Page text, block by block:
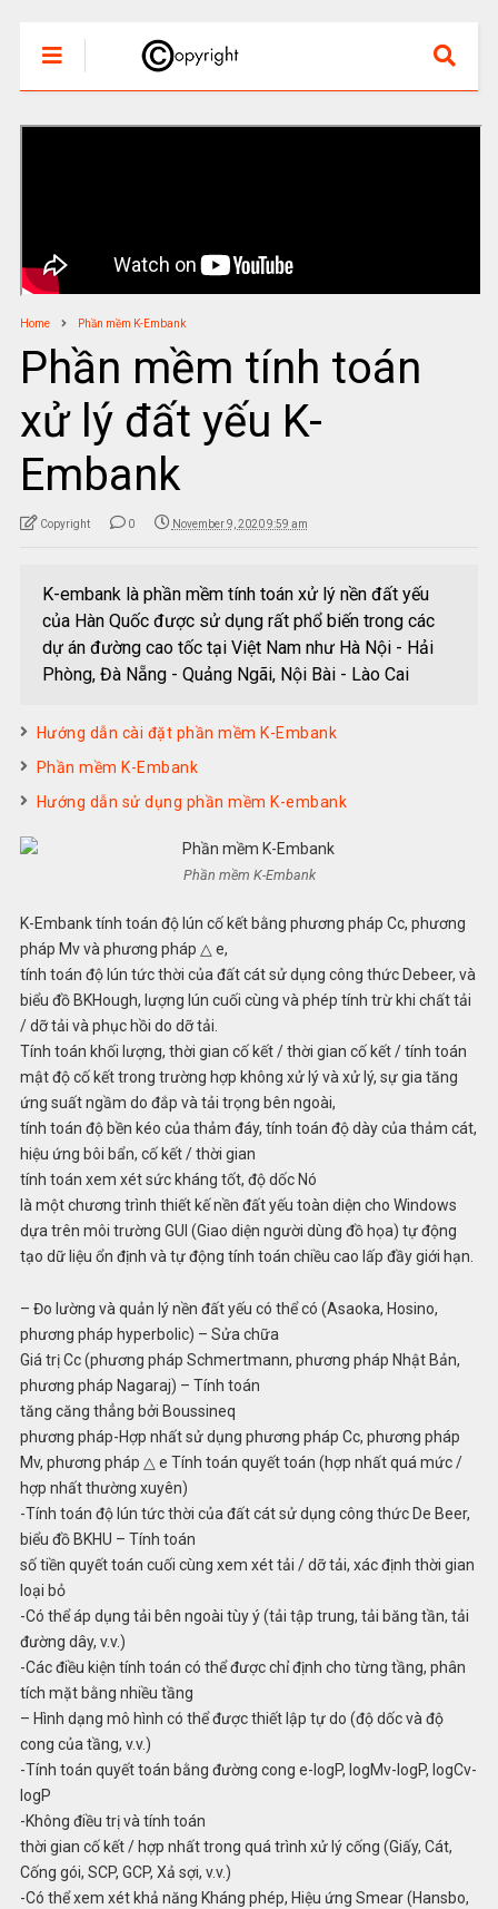
Home Phần mềm K-Embank
Phần mềm tính toán
xử lý đất yếu K-
Embank
Copyright 0 November 9, 2020 9:59 am
K-embank là phần mềm tính toán xử lý nền đất yếu
của Hàn Quốc được sử dụng rất phổ biến trong các
dự án đường cao tốc tại Việt Nam như Hà Nội - Hải
Phòng, Đà Nẵng - Quảng Ngãi, Nội Bài - Lào Cai
Hướng dẫn cài đặt phần mềm K-Embank
Phần mềm K-Embank
Hướng dẫn sử dụng phần mềm K-embank
Phần mềm K-Embank
K-Embank tính toán độ lún cố kết bằng phương pháp Cc, phương
pháp Mv và phương pháp △ e,
tính toán độ lún tức thời của đất cát sử dụng công thức Debeer, và
biểu đồ BKHough, lượng lún cuối cùng và phép tính trừ khi chất tải
/ dỡ tải và phục hồi do dỡ tải.
Tính toán khối lượng, thời gian cố kết / thời gian cố kết / tính toán
mật độ cố kết trong trường hợp không xử lý và xử lý, sự gia tăng
ứng suất ngầm do đắp và tải trọng bên ngoài,
tính toán độ bền kéo của thảm đáy, tính toán độ dày của thảm cát,
hiệu ứng bôi bẩn, cố kết / thời gian
tính toán xem xét sức kháng tốt, độ dốc Nó
là một chương trình thiết kế nền đất yếu toàn diện cho Windows
dựa trên môi trường GUI (Giao diện người dùng đồ họa) tự động
tạo dữ liệu ổn định và tự động tính toán chiều cao lấp đầy giới hạn.
– Đo lường và quản lý nền đất yếu có thể có (Asaoka, Hosino,
phương pháp hyperbolic) – Sửa chữa
Giá trị Cc (phương pháp Schmertmann, phương pháp Nhật Bản,
phương pháp Nagaraj) – Tính toán
tăng căng thẳng bởi Boussineq
phương pháp-Hợp nhất sử dụng phương pháp Cc, phương pháp
Mv, phương pháp △ e Tính toán quyết toán (hợp nhất quá mức /
hợp nhất thường xuyên)
-Tính toán độ lún tức thời của đất cát sử dụng công thức De Beer,
biểu đồ BKHU – Tính toán
số tiền quyết toán cuối cùng xem xét tải / dỡ tải, xác định thời gian
loại bỏ
-Có thể áp dụng tải bên ngoài tùy ý (tải tập trung, tải băng tần, tải
đường dây, v.v.)
-Các điều kiện tính toán có thể được chỉ định cho từng tầng, phân
tích mặt bằng nhiều tầng
– Hình dạng mô hình có thể được thiết lập tự do (độ dốc và độ
cong của tầng, v.v.)
-Tính toán quyết toán bằng đường cong e-logP, logMv-logP, logCv-
logP
-Không điều trị và tính toán
thời gian cố kết / hợp nhất trong quá trình xử lý cống (Giấy, Cát,
Cống gói, SCP, GCP, Xả sợi, v.v.)
-Có thể xem xét khả năng Kháng phép, Hiệu ứng Smear (Hansbo,